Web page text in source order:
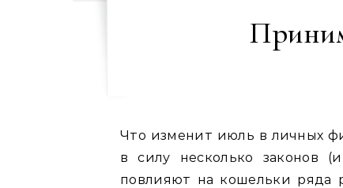
Что изменит июль в личных
в силу несколько законов
повлияют на кошельки ряда